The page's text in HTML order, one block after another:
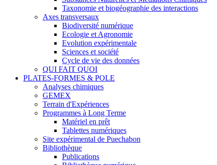
Taxonomie et biogéographie des interactions
Axes transversaux
Biodiversité numérique
Ecologie et Agronomie
Evolution expérimentale
Sciences et société
Cycle de vie des données
QUI FAIT QUOI
PLATES-FORMES & POLE
Analyses chimiques
GEMEX
Terrain d'Expériences
Programmes à Long Terme
Matériel en prêt
Tablettes numériques
Site expérimental de Puechabon
Bibliothèque
Publications